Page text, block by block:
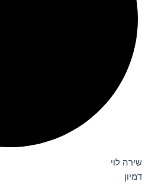
שירה לוי
דמיון